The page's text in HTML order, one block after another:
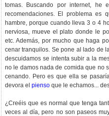
tomas. Buscando por internet, he
recomendaciones. El problema es
hambre, porque cuando lleva 3 o 4
nerviosa, mueve el plato donde le
etc. Además, por mucho que haga
cenar tranquilos. Se pone al lado de
descuidamos se intenta subir a la
no le damos nada de comida que no
cenando. Pero es que ella se
devora el pienso que le echamos...
¿Creéis que es normal que tenga
veces al día, pero no son paseos